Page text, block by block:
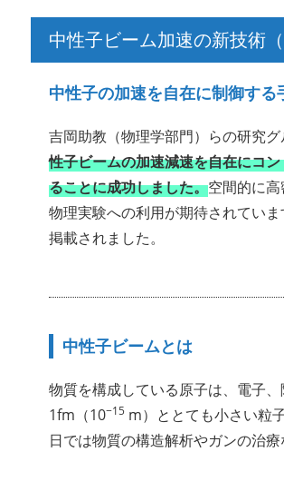
中性子ビーム加速の新技術（
中性子の加速を自在に制御する
吉岡助教（物理学部門）らの研究
性子ビームの加速減速を自在にコ
ることに成功しました。空間的に
物理実験への利用が期待されてい
掲載されました。
中性子ビームとは
物質を構成している原子は、電子、
1fm（10−15 m）ととても小さい粒
日では物質の構造解析やガンの治